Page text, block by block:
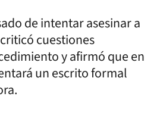
de intentar asesinar a
cuestiones
y afirmó que en
un escrito formal